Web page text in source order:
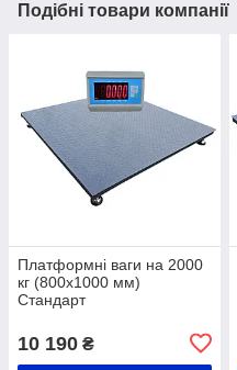
Подібні товари компанії
Платформні ваги на 2000
кг (800х1000 мм)
Стандарт
10 190 ₴